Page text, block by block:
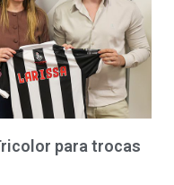
para trocas